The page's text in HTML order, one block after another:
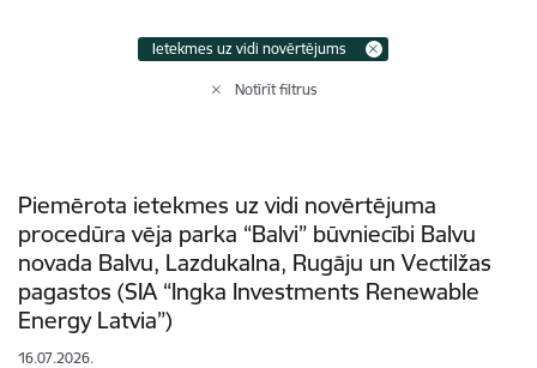
Ietekmes uz vidi novērtējums
Notīrīt filtrus
Piemērota ietekmes uz vidi novērtējuma
procedūra vēja parka “Balvi” būvniecībi Balvu
novada Balvu, Lazdukalna, Rugāju un Vectilžas
pagastos (SIA “Ingka Investments Renewable
Energy Latvia”)
16.07.2026.